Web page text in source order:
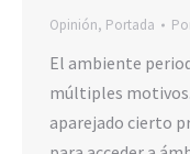
Opinión, Portada
El ambiente
múltiples
aparejado cierto